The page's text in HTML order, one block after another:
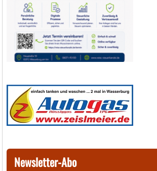
Newsletter-Abo